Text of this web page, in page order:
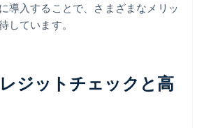
導入することで、さまざまなメリッ
しています。
ジットチェックと高